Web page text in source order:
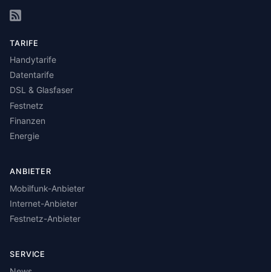
TARIFE
Handytarife
Datentarife
DSL & Glasfaser
Festnetz
Finanzen
Energie
ANBIETER
Mobilfunk-Anbieter
Internet-Anbieter
Festnetz-Anbieter
SERVICE